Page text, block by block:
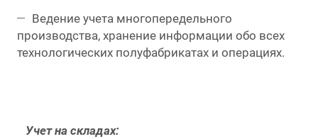
Ведение учета многопередельного
производства, хранение информации обо всех
технологических полуфабрикатах и операциях.
Учет на складах: